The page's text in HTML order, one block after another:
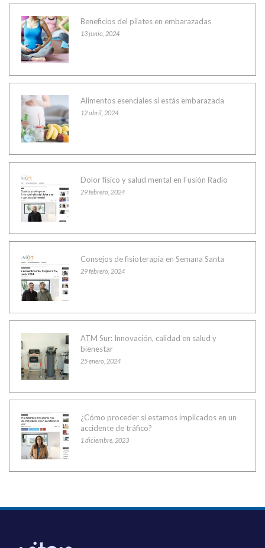
Beneficios del pilates en embarazadas
13 junio, 2024
Alimentos esenciales si estás embarazada
12 abril, 2024
Dolor físico y salud mental en Fusión Radio
29 febrero, 2024
Consejos de fisioterapia en Semana Santa
29 febrero, 2024
ATM Sur: Innovación, calidad en salud y
bienestar
25 enero, 2024
¿Cómo proceder si estamos implicados en un
accidente de tráfico?
1 diciembre, 2023